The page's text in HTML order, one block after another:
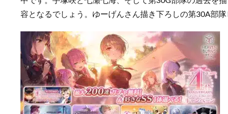
容となるでしょう。ゆーげんさん描き下ろしの第30A部